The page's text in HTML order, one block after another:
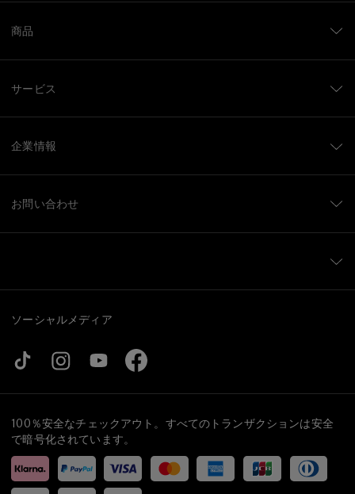
商品
サービス
企業情報
お問い合わせ
ソーシャルメディア
100％安全なチェックアウト。すべてのトランザクションは安全
で暗号化されています。